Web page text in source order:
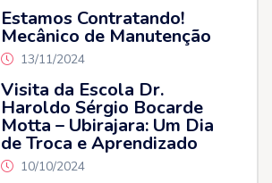
Estamos Contratando!
Mecânico de Manutenção
13/11/2024
Visita da Escola Dr.
Haroldo Sérgio Bocarde
Motta – Ubirajara: Um Dia
de Troca e Aprendizado
10/10/2024